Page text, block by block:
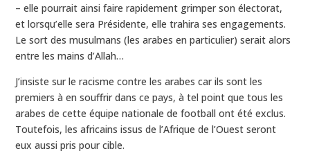
– elle pourrait ainsi faire rapidement grimper son électorat,
et lorsqu’elle sera Présidente, elle trahira ses engagements.
Le sort des musulmans (les arabes en particulier) serait alors
entre les mains d’Allah…
J’insiste sur le racisme contre les arabes car ils sont les
premiers à en souffrir dans ce pays, à tel point que tous les
arabes de cette équipe nationale de football ont été exclus.
Toutefois, les africains issus de l’Afrique de l’Ouest seront
eux aussi pris pour cible.